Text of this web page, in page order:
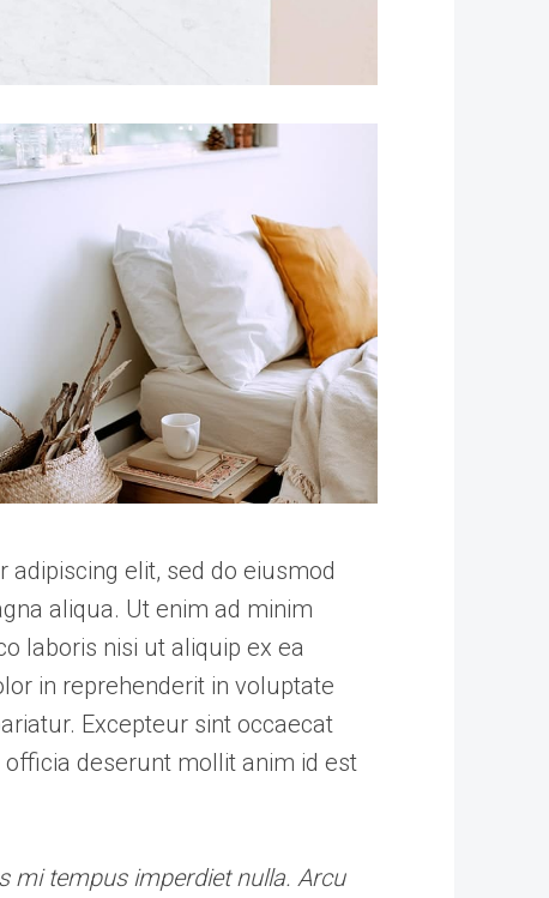
elit, sed do eiusmod
aliqua. Ut enim ad minim
laboris nisi ut aliquip ex ea
in reprehenderit in voluptate
Excepteur sint occaecat
deserunt mollit anim id est
mi tempus imperdiet nulla. Arcu